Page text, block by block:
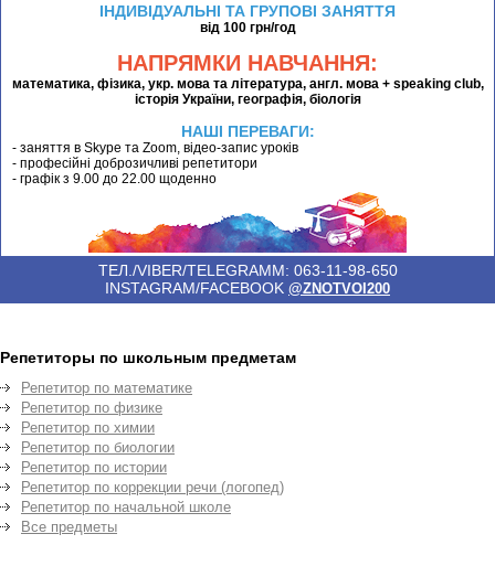
ІНДИВІДУАЛЬНІ ТА ГРУПОВІ ЗАНЯТТЯ
від 100 грн/год
НАПРЯМКИ НАВЧАННЯ:
математика, фізика, укр. мова та література, англ. мова + speaking club,
історія України, географія, біологія
НАШІ ПЕРЕВАГИ:
- заняття в Skype та Zoom, відео-запис уроків
- професійні доброзичливі репетитори
- графік з 9.00 до 22.00 щоденно
ТЕЛ./VIBER/TELEGRAMM: 063-11-98-650
INSTAGRAM/FACEBOOK @ZNOTVOI200
Репетиторы по школьным предметам
Репетитор по математике
Репетитор по физике
Репетитор по химии
Репетитор по биологии
Репетитор по истории
Репетитор по коррекции речи (логопед)
Репетитор по начальной школе
Все предметы